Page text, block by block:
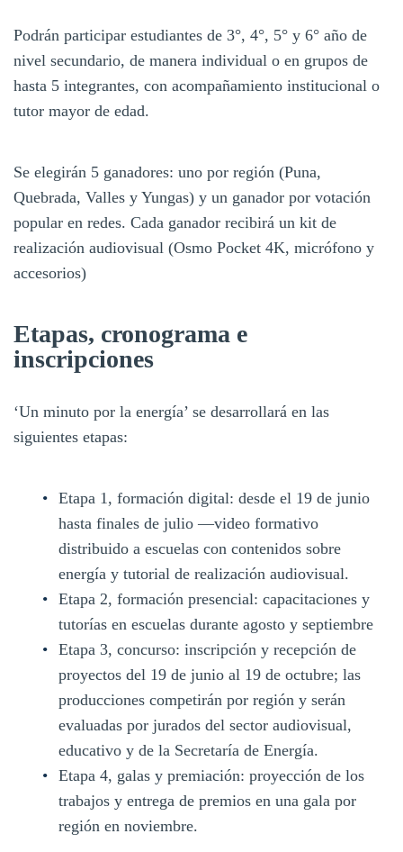
Podrán participar estudiantes de 3°, 4°, 5° y 6° año de
nivel secundario, de manera individual o en grupos de
hasta 5 integrantes, con acompañamiento institucional o
tutor mayor de edad.
Se elegirán 5 ganadores: uno por región (Puna,
Quebrada, Valles y Yungas) y un ganador por votación
popular en redes. Cada ganador recibirá un kit de
realización audiovisual (Osmo Pocket 4K, micrófono y
accesorios)
Etapas, cronograma e
inscripciones
‘Un minuto por la energía’ se desarrollará en las
siguientes etapas:
Etapa 1, formación digital: desde el 19 de junio
hasta finales de julio —video formativo
distribuido a escuelas con contenidos sobre
energía y tutorial de realización audiovisual.
Etapa 2, formación presencial: capacitaciones y
tutorías en escuelas durante agosto y septiembre
Etapa 3, concurso: inscripción y recepción de
proyectos del 19 de junio al 19 de octubre; las
producciones competirán por región y serán
evaluadas por jurados del sector audiovisual,
educativo y de la Secretaría de Energía.
Etapa 4, galas y premiación: proyección de los
trabajos y entrega de premios en una gala por
región en noviembre.